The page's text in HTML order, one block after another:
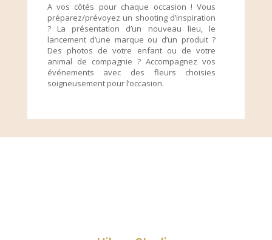
A vos côtés pour chaque occasion ! Vous
préparez/prévoyez un shooting d’inspiration
? La présentation d’un nouveau lieu, le
lancement d’une marque ou d’un produit ?
Des photos de votre enfant ou de votre
animal de compagnie ? Accompagnez vos
événements avec des fleurs choisies
soigneusement pour l’occasion.